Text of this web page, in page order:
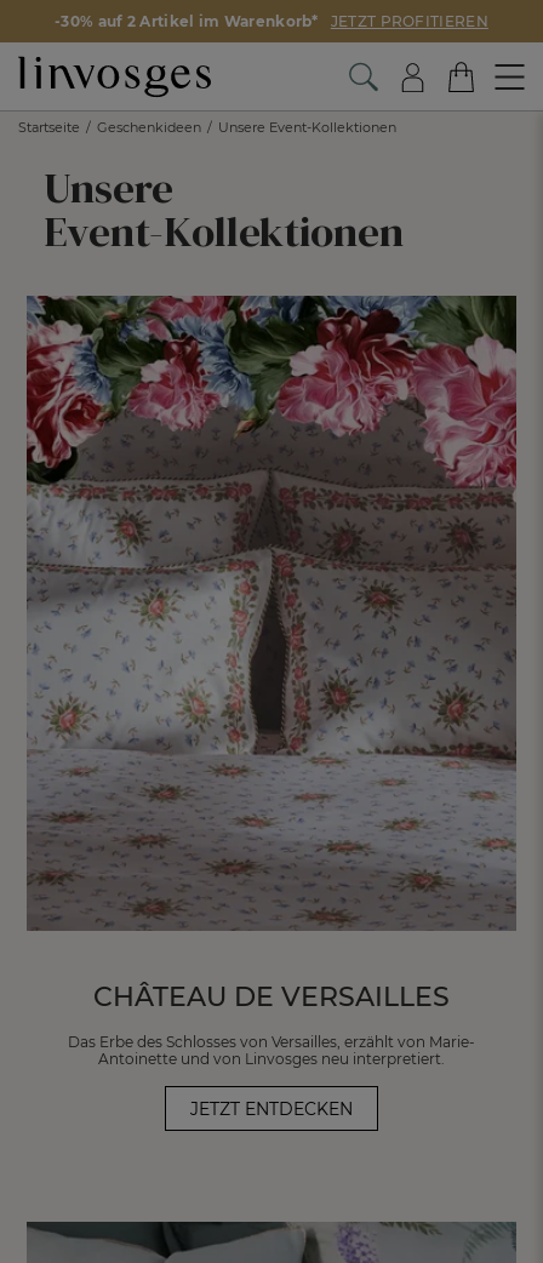
-30% auf 2 Artikel im Warenkorb* JETZT PROFITIEREN
BE
CH
Startseite Geschenkideen Unsere Event-Kollektionen
Unsere
Event-Kollektionen
CHÂTEAU DE VERSAILLES
Das Erbe des Schlosses von Versailles, erzählt von Marie-
Antoinette und von Linvosges neu interpretiert.
JETZT ENTDECKEN